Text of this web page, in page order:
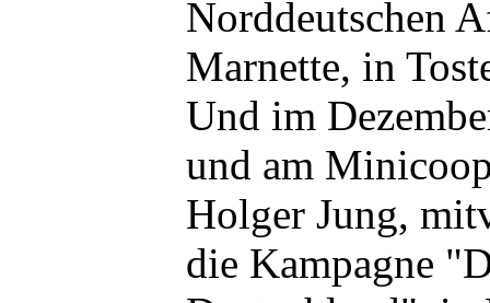
Norddeutschen
Marnette, in
Und im
und am
Holger Jung,
die Kampagne